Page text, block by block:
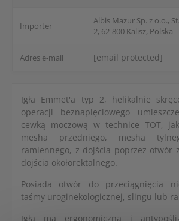
Importer
Albis Mazur Sp. z o.o.,
2, 62-800 Kalisz, Polska
Adres e-mail [email protected]
Igła Emmet'a typ 2, helikalnie
operacji beznapięciowego
cewką moczową w technice TOT,
mesha przedniego, mesha
ramiennego, z dojścia poprzez otwór
dojścia okołorektalnego.
Posiada otwór do przeciągnięcia
taśmy uroginekologicznej, slingu lub
Igła ma ergonomiczną i